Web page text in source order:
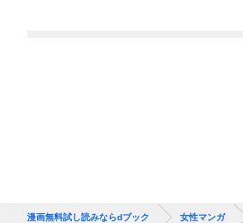
漫画無料試し読みならdブック 女性マンガ